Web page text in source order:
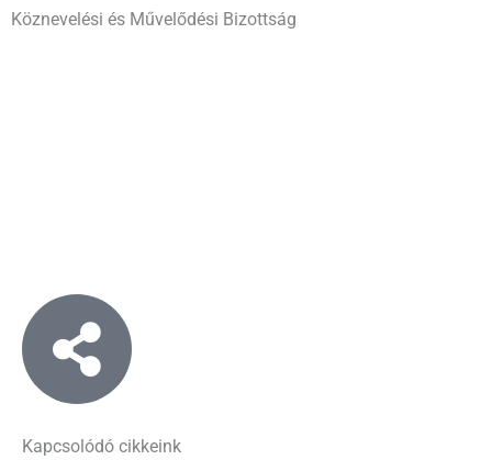
Köznevelési és Művelődési Bizottság
Kapcsolódó cikkeink